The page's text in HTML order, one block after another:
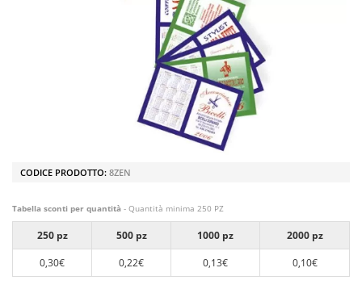
CODICE PRODOTTO: 8ZEN
Tabella sconti per quantità - Quantità minima 250 PZ
250 pz 500 pz 1000 pz
2000 pz
0,30€
0,22€ 0,13€ 0,10€